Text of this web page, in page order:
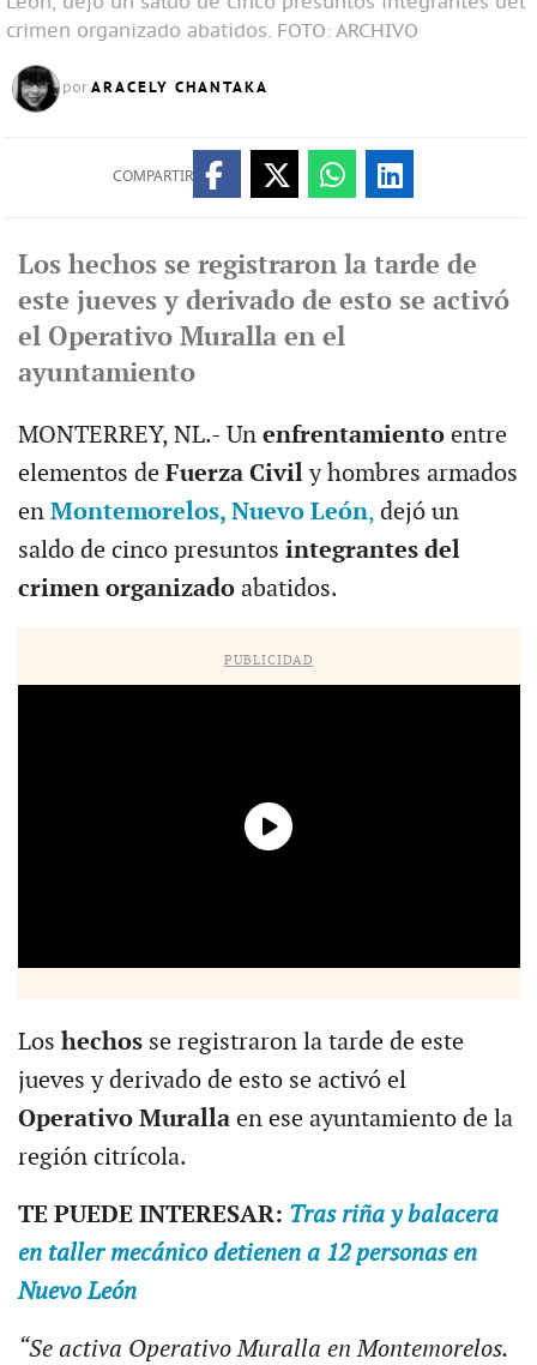
crimen organizado abatidos. FOTO: ARCHIVO
por ARACELY CHANTAKA
COMPARTIR
Los hechos se registraron la tarde de
este jueves y derivado de esto se activó
el Operativo Muralla en el
ayuntamiento
MONTERREY, NL.- Un enfrentamiento entre
elementos de Fuerza Civily hombres armados
en Montemorelos, Nuevo León,dejó un
saldo de cinco presuntos integrantes del
crimen organizado abatidos.
PUBLICIDAD
Los hechos se registraron la tarde de este
jueves y derivado de esto se activó el
Operativo Murallaen ese ayuntamiento de la
región citrícola.
TE PUEDE INTERESAR: Tras riña y balacera
en taller mecánico detienen a 12 personas en
Nuevo León
“Se activa Operativo Muralla en Montemorelos.